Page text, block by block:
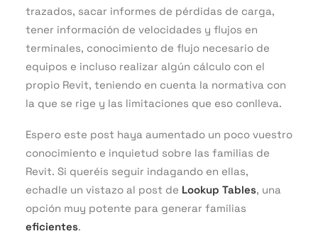
trazados, sacar informes de pérdidas de carga,
tener información de velocidades y flujos en
terminales, conocimiento de flujo necesario de
equipos e incluso realizar algún cálculo con el
propio Revit, teniendo en cuenta la normativa con
la que se rige y las limitaciones que eso conlleva.
Espero este post haya aumentado un poco vuestro
conocimiento e inquietud sobre las familias de
Revit. Si queréis seguir indagando en ellas,
echadle un vistazo al post de Lookup Tables, una
opción muy potente para generar familias
eficientes.